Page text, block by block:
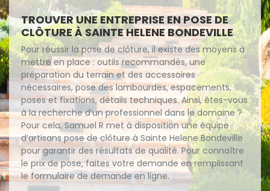
TROUVER UNE ENTREPRISE EN POSE DE
CLÔTURE À SAINTE HELENE BONDEVILLE
Pour réussir la pose de clôture, il existe des moyens à
mettre en place : outils recommandés, une
préparation du terrain et des accessoires
nécessaires, pose des lambourdes, espacements,
poses et fixations, détails techniques. Ainsi, êtes-vous
à la recherche d’un professionnel dans le domaine ?
Pour cela, Samuel R met à disposition une équipe
d’artisans pose de clôture à Sainte Helene Bondeville
pour garantir des résultats de qualité. Pour connaître
le prix de pose, faites votre demande en remplissant
le formulaire de demande en ligne.